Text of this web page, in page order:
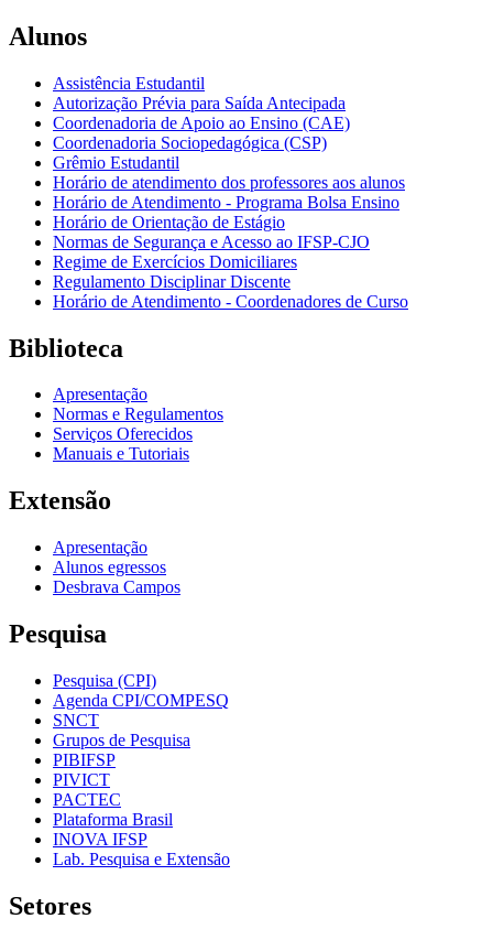
Alunos
Assistência Estudantil
Autorização Prévia para Saída Antecipada
Coordenadoria de Apoio ao Ensino (CAE)
Coordenadoria Sociopedagógica (CSP)
Grêmio Estudantil
Horário de atendimento dos professores aos alunos
Horário de Atendimento - Programa Bolsa Ensino
Horário de Orientação de Estágio
Normas de Segurança e Acesso ao IFSP-CJO
Regime de Exercícios Domiciliares
Regulamento Disciplinar Discente
Horário de Atendimento - Coordenadores de Curso
Biblioteca
Apresentação
Normas e Regulamentos
Serviços Oferecidos
Manuais e Tutoriais
Extensão
Apresentação
Alunos egressos
Desbrava Campos
Pesquisa
Pesquisa (CPI)
Agenda CPI/COMPESQ
SNCT
Grupos de Pesquisa
PIBIFSP
PIVICT
PACTEC
Plataforma Brasil
INOVA IFSP
Lab. Pesquisa e Extensão
Setores